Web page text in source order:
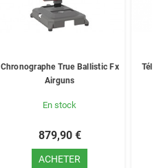
Chronographe True Ballistic Fx
Airguns
En stock
879,90 €
ACHETER